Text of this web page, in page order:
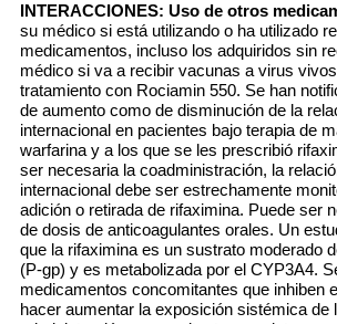
INTERACCIONES: Uso de otros
su médico si está utilizando o ha utilizado
medicamentos, incluso los adquiridos sin
médico si va a recibir vacunas a virus
tratamiento con Rociamin 550. Se han
de aumento como de disminución de la
internacional en pacientes bajo terapia de
warfarina y a los que se les prescribió
ser necesaria la coadministración, la
internacional debe ser estrechamente
adición o retirada de rifaximina. Puede ser
de dosis de anticoagulantes orales. Un
que la rifaximina es un sustrato moderado
(P-gp) y es metabolizada por el CYP3A4.
medicamentos concomitantes que inhiben
hacer aumentar la exposición sistémica de